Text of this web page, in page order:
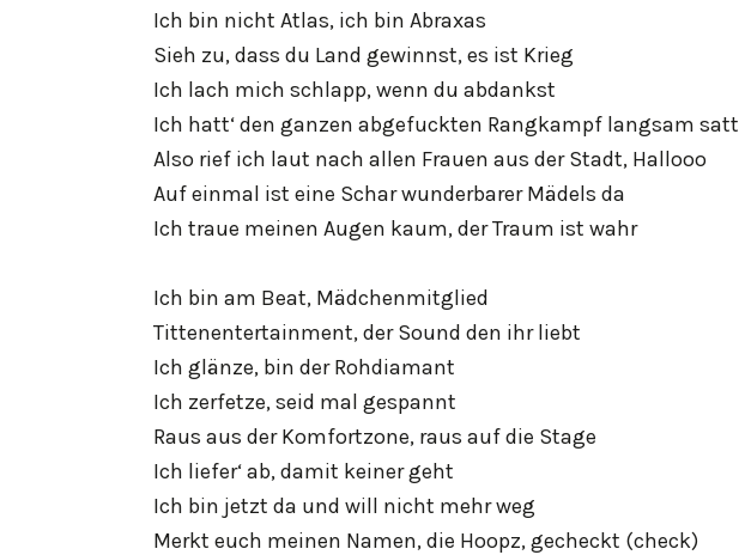
Ich bin nicht Atlas, ich bin Abraxas
Sieh zu, dass du Land gewinnst, es ist Krieg
Ich lach mich schlapp, wenn du abdankst
Ich hatt‘ den ganzen abgefuckten Rangkampf langsam satt
Also rief ich laut nach allen Frauen aus der Stadt, Hallooo
Auf einmal ist eine Schar wunderbarer Mädels da
Ich traue meinen Augen kaum, der Traum ist wahr
Ich bin am Beat, Mädchenmitglied
Tittenentertainment, der Sound den ihr liebt
Ich glänze, bin der Rohdiamant
Ich zerfetze, seid mal gespannt
Raus aus der Komfortzone, raus auf die Stage
Ich liefer‘ ab, damit keiner geht
Ich bin jetzt da und will nicht mehr weg
Merkt euch meinen Namen, die Hoopz, gecheckt (check)